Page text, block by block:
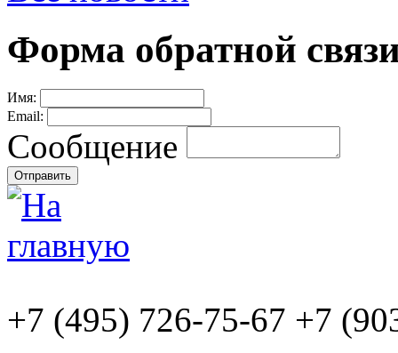
Форма обратной
Имя:
Email:
Сообщение
+7 (495) 726-75-67 +7